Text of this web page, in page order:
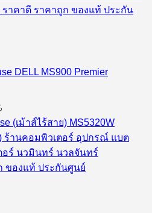
DELL MS900 Premier